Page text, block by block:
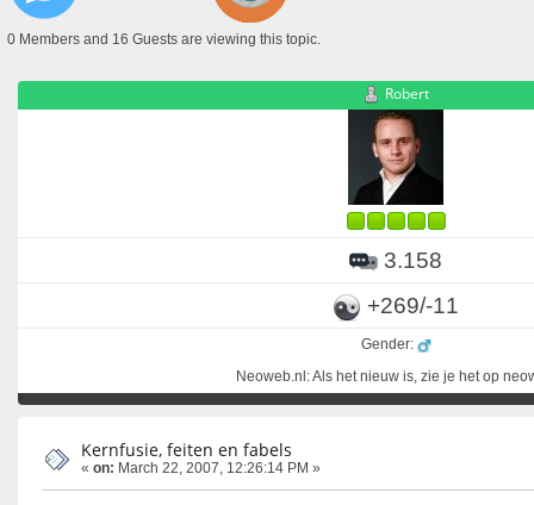
0 Members and 16 Guests are viewing this topic.
Robert
3.158
+269/-11
Gender:
Neoweb.nl: Als het nieuw is, zie je het op
Kernfusie, feiten en fabels
« on: March 22, 2007, 12:26:14 PM »